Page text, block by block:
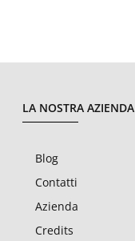
LA NOSTRA AZIENDA
Blog
Contatti
Azienda
Credits